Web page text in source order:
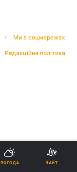
Ми в соцмережах
Редакційна політика
ПОГОДА ЛАЙТ